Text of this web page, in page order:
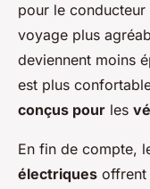
pour le conducteur
voyage plus
deviennent moins
est plus
conçus pour les
En fin de compte,
électriques offrent